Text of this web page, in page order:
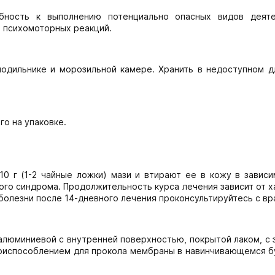
к выполнению потенциально опасных видов
реакций.
и морозильной камере. Хранить в недоступном
на упаковке.
г (1-2 чайные ложки) мази и втирают ее в кожу в
синдрома. Продолжительность курса лечения зависит от
после 14-дневного лечения проконсультируйтесь с
с внутренней поверхностью, покрытой лаком, с
для прокола мембраны в навинчивающемся